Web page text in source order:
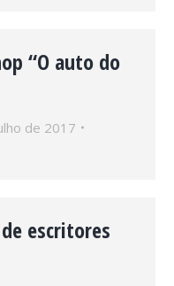
“O auto do
de 2017
escritores